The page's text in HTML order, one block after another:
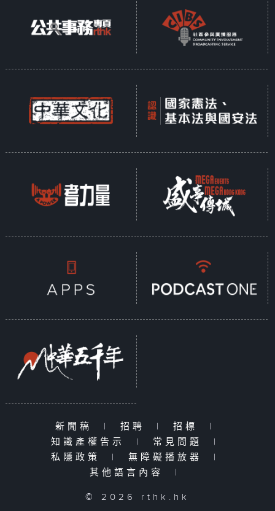
新聞稿 | 招聘 | 招標
|
知識產權告示
| 常見問題
|
私隱政策
| 無障礙播放器
|
其他語言內容
|
© 2026 rthk.hk